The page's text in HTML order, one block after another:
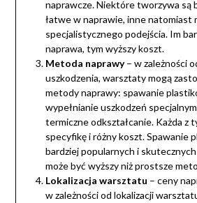
naprawcze. Niektóre tworzywa są
łatwe w naprawie, inne natomiast
specjalistycznego podejścia. Im
naprawa, tym wyższy koszt.
Metoda naprawy– w zależności
uszkodzenia, warsztaty mogą
metody naprawy: spawanie
wypełnianie uszkodzeń
termiczne odkształcanie. Każda z
specyfikę i różny koszt. Spawanie
bardziej popularnych i
może być wyższy niż prostsze
Lokalizacja warsztatu – ceny
w zależności od lokalizacji